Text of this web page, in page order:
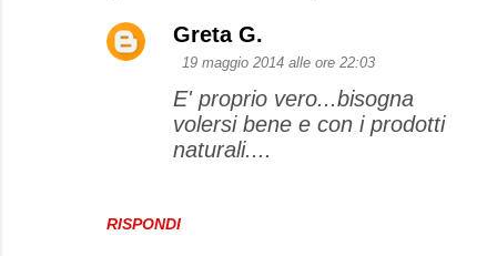
RISPONDI
Greta G.
19 maggio 2014 alle ore 22:03
E' proprio vero...bisogna
volersi bene e con i prodotti
naturali....